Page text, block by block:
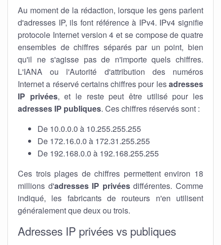
Au moment de la rédaction, lorsque les gens parlent
d'adresses IP, ils font référence à IPv4. IPv4 signifie
protocole Internet version 4 et se compose de quatre
ensembles de chiffres séparés par un point, bien
qu'il ne s'agisse pas de n'importe quels chiffres.
L'IANA ou l'Autorité d'attribution des numéros
Internet a réservé certains chiffres pour lesadresses
IP privées, et le reste peut être utilisé pour les
adresses IP publiques. Ces chiffres réservés sont :
De 10.0.0.0 à 10.255.255.255
De 172.16.0.0 à 172.31.255.255
De 192.168.0.0 à 192.168.255.255
Ces trois plages de chiffres permettent environ 18
millions d'adresses IP privéesdifférentes. Comme
indiqué, les fabricants de routeurs n'en utilisent
généralement que deux ou trois.
Adresses IP privées vs publiques